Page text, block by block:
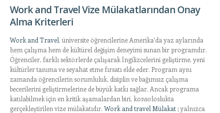
Work and Travel Vize Mülakatlarından Onay
Alma Kriterleri
Work and Travel, üniversite öğrencilerine Amerika’da yaz aylarında
hem çalışma hem de kültürel değişim deneyimi sunan bir programdır.
Öğrenciler, farklı sektörlerde çalışarak İngilizcelerini geliştirme, yeni
kültürler tanıma ve seyahat etme fırsatı elde eder. Program aynı
zamanda öğrencilerin sorumluluk, disiplin ve bağımsız çalışma
becerilerini geliştirmelerine de büyük katkı sağlar. Ancak programa
katılabilmek için en kritik aşamalardan biri, konsoloslukta
gerçekleştirilen vize mülakatıdır. Work and travel Mülakat ; yalnızca